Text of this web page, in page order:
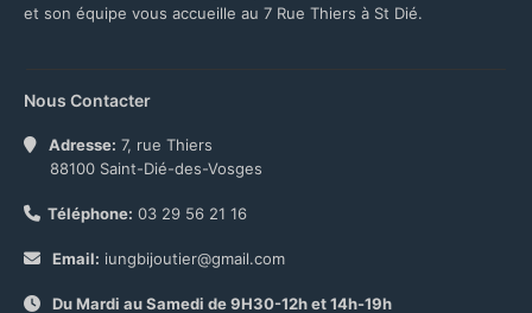
et son équipe vous accueille au 7 Rue Thiers à St Dié.
Nous Contacter
Adresse: 7, rue Thiers
88100 Saint-Dié-des-Vosges
Téléphone: 03 29 56 21 16
Email: iungbijoutier@gmail.com
Du Mardi au Samedi de 9H30-12h et 14h-19h